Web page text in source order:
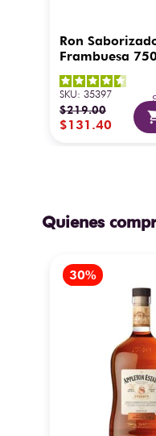
Ron
Frambuesa
SKU: 35397
$219.00
$131 .40
Quienes